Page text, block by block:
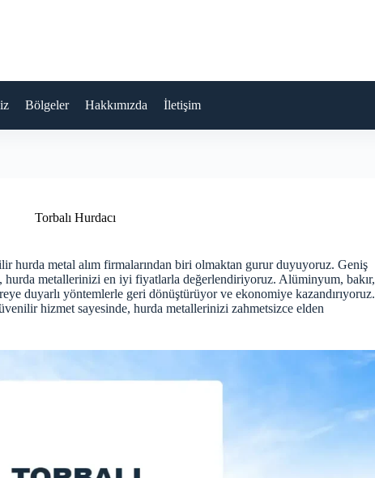
Bölgeler Hakkımızda İletişim
Torbalı Hurdacı
hurda metal alım firmalarından biri olmaktan gurur duyuyoruz. Geniş
metallerinizi en iyi fiyatlarla değerlendiriyoruz. Alüminyum, bakır,
duyarlı yöntemlerle geri dönüştürüyor ve ekonomiye kazandırıyoruz.
hizmet sayesinde, hurda metallerinizi zahmetsizce elden